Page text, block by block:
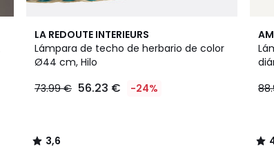
LA REDOUTE INTERIEURS
Lámpara de techo de herbario de color
Ø44 cm, Hilo
73.99 € 56.23 € -24%
3,6
/ 5
3,6
/
/
/